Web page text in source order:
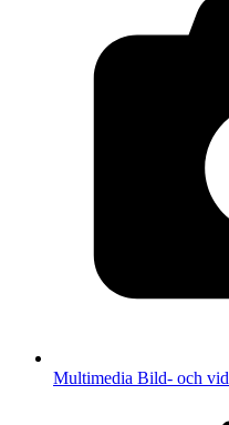
Multimedia Bild- och